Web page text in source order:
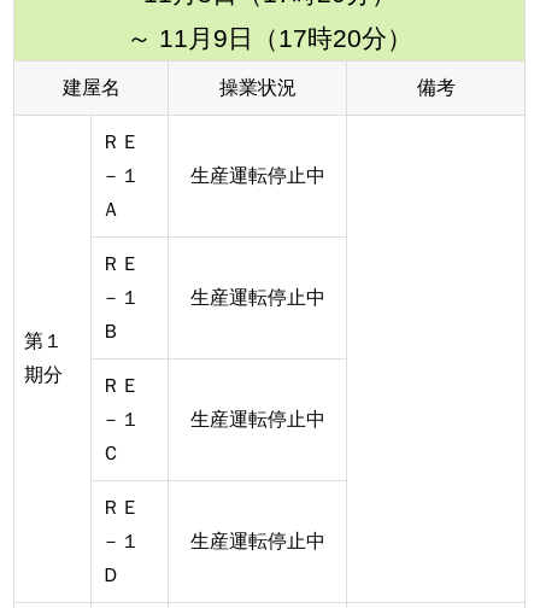
～ 11月9日（17時20分）
建屋名 操業状況 備考
第１
期分
ＲＥ
－１
Ａ
生産運転停止中
ＲＥ
－１
Ｂ
生産運転停止中
ＲＥ
－１
Ｃ
生産運転停止中
ＲＥ
－１
Ｄ
生産運転停止中